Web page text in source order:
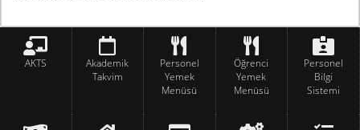
AKTS
Akademik
Takvim
Personel
Yemek
Menüsü
Öğrenci
Yemek
Menüsü
Personel
Bilgi
Sistemi